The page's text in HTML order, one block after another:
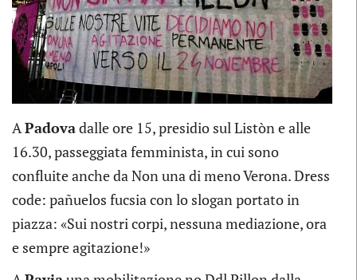
APadovadalle ore 15, presidio sul Listòn e alle
16.30, passeggiata femminista, in cui sono
confluite anche da Non una di meno Verona. Dress
code: pañuelos fucsia con lo slogan portato in
piazza: «Sui nostri corpi, nessuna mediazione, ora
e sempre agitazione!»